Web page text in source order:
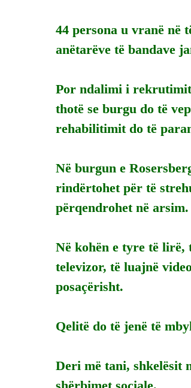
44 persona u vranë në
anëtarëve të bandave
Por ndalimi i rekrutimit
thotë se burgu do të
rehabilitimit do të
Në burgun e
rindërtohet për të
përqendrohet në arsim.
Në kohën e tyre të lirë,
televizor, të luajnë
posaçërisht.
Qelitë do të jenë të
Deri më tani, shkelësit